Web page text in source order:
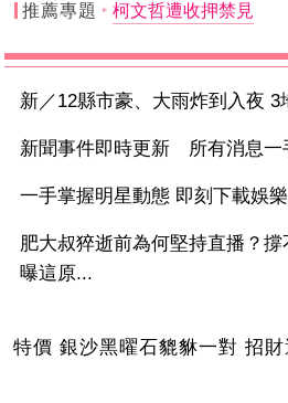
推薦專題 柯文哲遭收押禁見
新／12縣市豪、大雨炸到入夜 3
新聞事件即時更新 所有消息一
一手掌握明星動態 即刻下載娛
肥大叔猝逝前為何堅持直播？
曝這原...
特價 銀沙黑曜石貔貅一對 招